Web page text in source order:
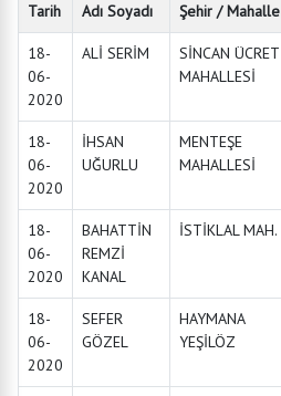
Tarih Adı Soyadı Şehir / Mahalle
18-
06-
2020
ALİ SERİM
SİNCAN ÜCRET
MAHALLESİ
18-
06-
2020
İHSAN
UĞURLU
MENTEŞE
MAHALLESİ
18-
06-
2020
BAHATTİN
REMZİ
KANAL
İSTİKLAL MAH.
18-
06-
2020
SEFER
GÖZEL
HAYMANA
YEŞİLÖZ